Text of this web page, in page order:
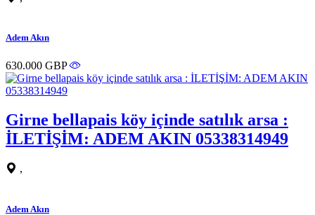
Adem Akın
630.000 GBP
Girne bellapais köy içinde satılık arsa :
İLETİŞİM: ADEM AKIN 05338314949
,
Adem Akın